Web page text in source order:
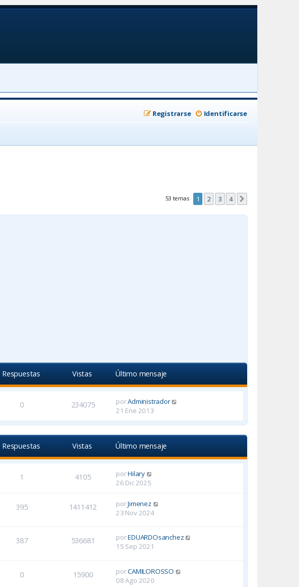
Identificarse
Registrarse
53 temas 1 2 3 4
Respuestas Vistas Último mensaje
0 234075 porAdministrador
21 Ene 2013
Respuestas Vistas Último mensaje
1 4105 porHilary
26 Dic 2025
395 1411412 porJimenez
23 Nov 2024
387 536681 porEDUARDOsanchez
15 Sep 2021
0 15900 porCAMILOROSSO
08 Ago 2020